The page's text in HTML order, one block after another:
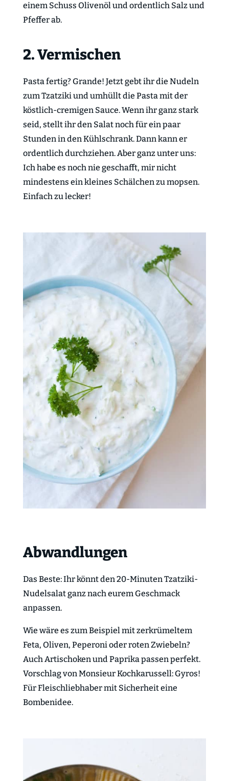
einem Schuss Olivenöl und ordentlich Salz und
Pfeffer ab.
2. Vermischen
Pasta fertig? Grande! Jetzt gebt ihr die Nudeln
zum Tzatziki und umhüllt die Pasta mit der
köstlich-cremigen Sauce. Wenn ihr ganz stark
seid, stellt ihr den Salat noch für ein paar
Stunden in den Kühlschrank. Dann kann er
ordentlich durchziehen. Aber ganz unter uns:
Ich habe es noch nie geschafft, mir nicht
mindestens ein kleines Schälchen zu mopsen.
Einfach zu lecker!
Abwandlungen
Das Beste: Ihr könnt den 20-Minuten Tzatziki-
Nudelsalat ganz nach eurem Geschmack
anpassen.
Wie wäre es zum Beispiel mit zerkrümeltem
Feta, Oliven, Peperoni oder roten Zwiebeln?
Auch Artischoken und Paprika passen perfekt.
Vorschlag von Monsieur Kochkarussell: Gyros!
Für Fleischliebhaber mit Sicherheit eine
Bombenidee.